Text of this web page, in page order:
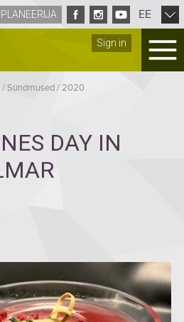
Sign in
EE
/Sündmused/2020
DAY IN